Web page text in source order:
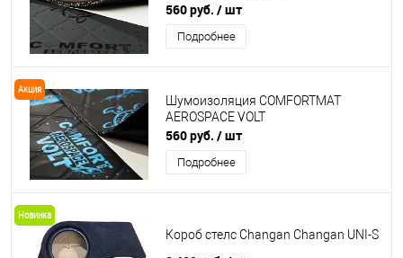
560 руб. / шт
Подробнее
Акция
Шумоизоляция COMFORTMAT
AEROSPACE VOLT
560 руб. / шт
Подробнее
Новинка
Короб стелс Changan Changan UNI-S